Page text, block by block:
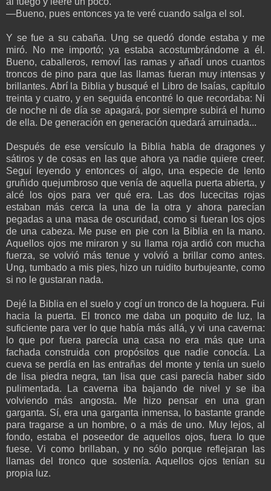
—Bueno, pues entonces ya te veré cuando salga el sol.
Y se fue a su cabaña. Ung se quedó donde estaba y me
miró. No me importó; ya estaba acostumbrándome a él.
Bueno, caballeros, removí las ramas y añadí unos cuantos
troncos de pino para que las llamas fueran muy intensas y
brillantes. Abrí la Biblia y busqué el Libro de Isaías, capítulo
treinta y cuatro, y en seguida encontré lo que recordaba: Ni
de noche ni de día se apagará, por siempre subirá el humo
de ella. De generación en generación quedará arruinada...
Después de ese versículo la Biblia habla de dragones y
sátiros y de cosas en las que ahora ya nadie quiere creer.
Seguí leyendo y entonces oí algo, una especie de lento
gruñido quejumbroso que venía de aquella puerta abierta, y
alcé los ojos para ver qué era. Las dos lucecitas rojas
estaban más cerca la una de la otra y ahora parecían
pegadas a una masa de oscuridad, como si fueran los ojos
de una cabeza. Me puse en pie con la Biblia en la mano.
Aquellos ojos me miraron y su llama roja ardió con mucha
fuerza, se volvió más tenue y volvió a brillar como antes.
Ung, tumbado a mis pies, hizo un ruidito burbujeante, como
si no le gustaran nada.
Dejé la Biblia en el suelo y cogí un tronco de la hoguera. Fui
hacia la puerta. El tronco me daba un poquito de luz, la
suficiente para ver lo que había más allá, y vi una caverna:
lo que por fuera parecía una casa no era más que una
fachada construida con propósitos que nadie conocía. La
cueva se perdía en las entrañas del monte y tenía un suelo
de lisa piedra negra, tan lisa que casi parecía haber sido
pulimentada. La caverna iba bajando de nivel y se iba
volviendo más angosta. Me hizo pensar en una gran
garganta. Sí, era una garganta inmensa, lo bastante grande
para tragarse a un hombre, o a más de uno. Muy lejos, al
fondo, estaba el poseedor de aquellos ojos, fuera lo que
fuese. Vi como brillaban, y no sólo porque reflejaran las
llamas del tronco que sostenía. Aquellos ojos tenían su
propia luz.